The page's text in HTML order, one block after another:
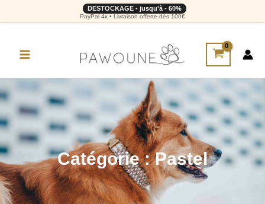
DESTOCKAGE - jusqu'à - 60%
PayPal 4x • Livraison offerte dès 100€
Catégorie : Pastel